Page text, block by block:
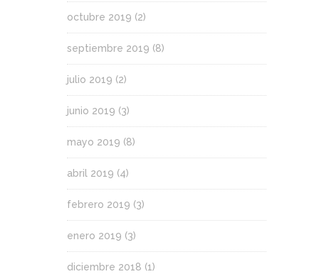
octubre 2019 (2)
septiembre 2019 (8)
julio 2019 (2)
junio 2019 (3)
mayo 2019 (8)
abril 2019 (4)
febrero 2019 (3)
enero 2019 (3)
diciembre 2018 (1)